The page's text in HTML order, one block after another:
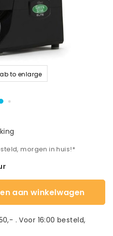
to enlarge
morgen in huis!*
aan winkelwagen
. Voor 16:00 besteld,